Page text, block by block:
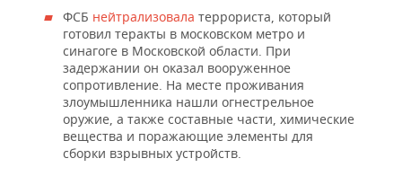
ФСБ нейтрализовала террориста, который
готовил теракты в московском метро и
синагоге в Московской области. При
задержании он оказал вооруженное
сопротивление. На месте проживания
злоумышленника нашли огнестрельное
оружие, а также составные части, химические
вещества и поражающие элементы для
сборки взрывных устройств.